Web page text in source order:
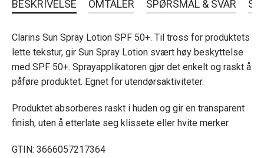
BESKRIVELSE OMTALER SPØRSMÅL & SVAR
Clarins Sun Spray Lotion SPF 50+. Til tross for produktets
lette tekstur, gir Sun Spray Lotion svært høy beskyttelse
med SPF 50+. Sprayapplikatoren gjør det enkelt og raskt å
påføre produktet. Egnet for utendørsaktiviteter.
Produktet absorberes raskt i huden og gir en transparent
finish, uten å etterlate seg klissete eller hvite merker.
GTIN: 3666057217364